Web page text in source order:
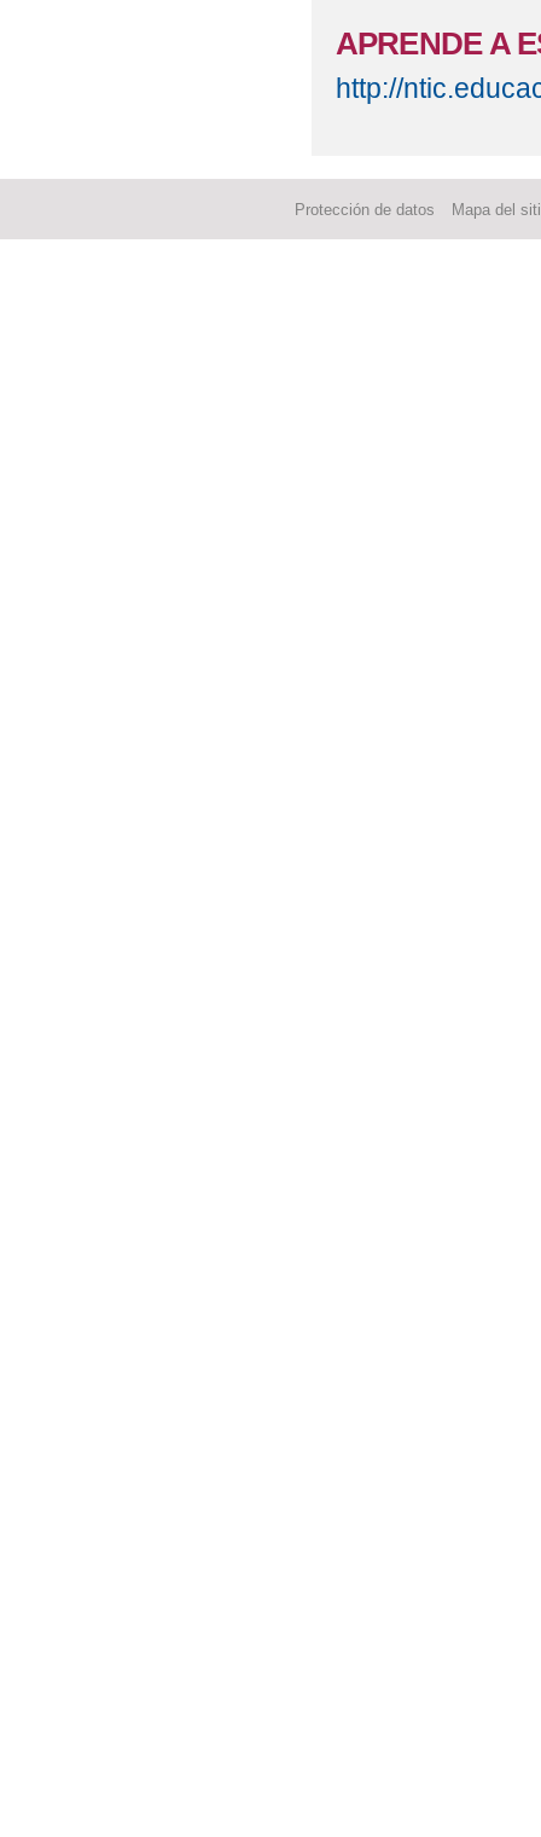
APRENDE A
http://
Protección de datos Mapa del